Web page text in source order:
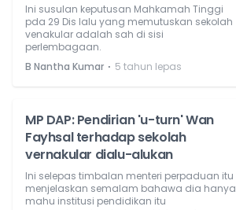
Ini susulan keputusan Mahkamah Tinggi
pda 29 Dis lalu yang memutuskan sekolah
venakular adalah sah di sisi
perlembagaan.
B Nantha Kumar ⋅ 5 tahun lepas
MP DAP: Pendirian 'u-turn' Wan
Fayhsal terhadap sekolah
vernakular dialu-alukan
Ini selepas timbalan menteri perpaduan itu
menjelaskan semalam bahawa dia hanya
mahu institusi pendidikan itu